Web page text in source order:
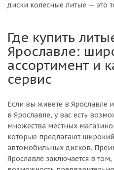
диски колесные литые — это
Где купить
Ярославле:
ассортимент и
сервис
Если вы живете в Ярославле
в Ярославле, у вас есть
множества местных
которые предлагают
автомобильных дисков.
Ярославле заключается в